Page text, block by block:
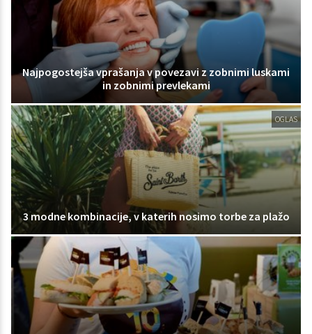
Najpogostejša vprašanja v povezavi z zobnimi luskami
in zobnimi prevlekami
OGLAS
3 modne kombinacije, v katerih nosimo torbe za plažo